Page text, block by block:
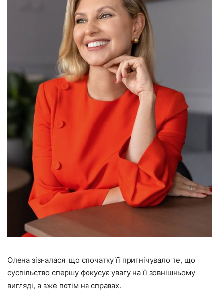
Олена зізналася, що спочатку її пригнічувало те, що
суспільство спершу фокусує увагу на її зовнішньому
вигляді, а вже потім на справах.